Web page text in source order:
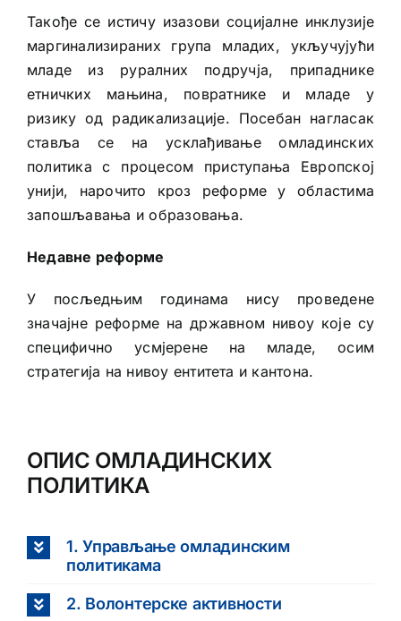
Такође се истичу изазови социјалне инклузије
маргинализираних група младих, укључујући
младе из руралних подручја, припаднике
етничких мањина, повратнике и младе у
ризику од радикализације. Посебан нагласак
ставља се на усклађивање омладинских
политика с процесом приступања Европској
унији, нарочито кроз реформе у областима
запошљавања и образовања.
Недавне реформе
У посљедњим годинама нису проведене
значајне реформе на државном нивоу које су
специфично усмјерене на младе, осим
стратегија на нивоу ентитета и кантона.
ОПИС ОМЛАДИНСКИХ
ПОЛИТИКА
1. Управљање омладинским
политикама
2. Волонтерске активности